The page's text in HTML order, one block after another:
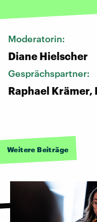
Moderatorin:
Diane Hielscher
Gesprächspartner:
Raphael
Weitere Beiträge